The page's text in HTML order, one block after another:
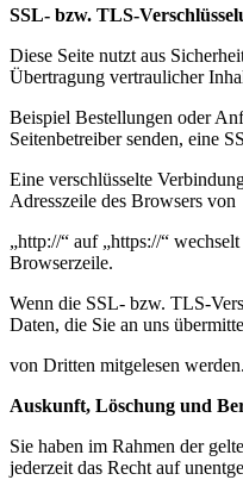
SSL- bzw. TLS-
Diese Seite nutzt aus
Übertragung vertraulicher
Beispiel Bestellungen oder
Seitenbetreiber senden, eine
Eine verschlüsselte
Adresszeile des Browsers von
„http://“ auf „https://“
Browserzeile.
Wenn die SSL- bzw. TLS-
Daten, die Sie an uns
von Dritten mitgelesen werden.
Auskunft, Löschung und
Sie haben im Rahmen der
jederzeit das Recht auf